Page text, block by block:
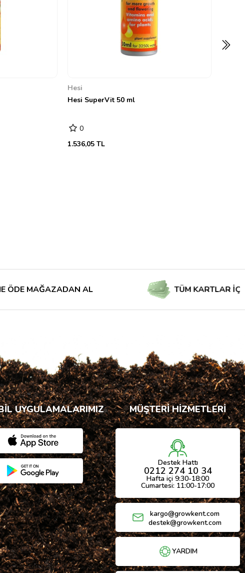
Hesi
Hesi SuperVit 50 ml
0
1.536,05 TL
AL TÜM KARTLAR İÇİN
UYGULAMALARIMIZ MÜŞTERİ HİZMETLERİ
Destek Hattı
0212 274 10 34
Hafta içi 9:30-18:00
Cumartesi: 11:00-17:00
kargo@growkent.com
destek@growkent.com
YARDIM